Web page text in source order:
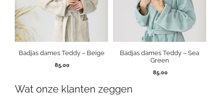
Badjas dames Teddy – Beige
85,00
Badjas dames Teddy – Sea
Green
85,00
Wat onze klanten zeggen